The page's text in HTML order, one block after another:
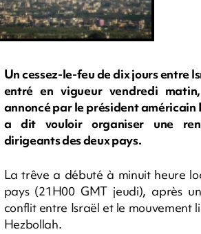
Un cessez-le-feu de dix jours entre
entré en vigueur vendredi
annoncé par le président américain
a dit vouloir organiser une
dirigeants des deux pays.
La trêve a débuté à minuit heure
pays (21H00 GMT jeudi), après
conflit entre Israël et le mouvement
Hezbollah.